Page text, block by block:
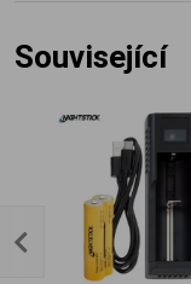
Související